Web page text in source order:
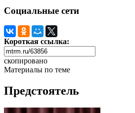
Социальные сети
Короткая ссылка:
скопировано
Материалы по теме
Предстоятель